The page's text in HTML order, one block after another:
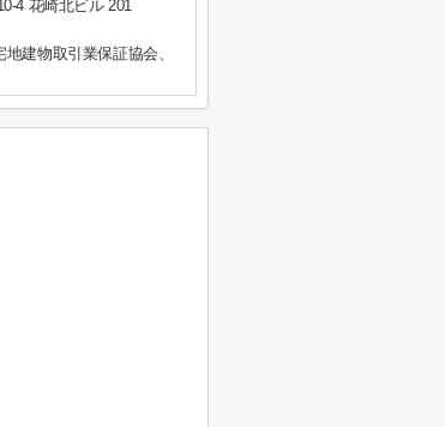
4 花崎北ビル 201
建物取引業保証協会、